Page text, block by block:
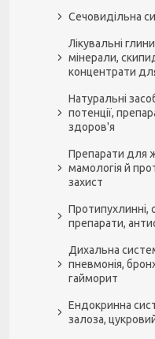
Сечовидільна
Лікувальні
мінерали,
концентрати
Натуральні
потенції,
здоров'я
Препарати для
мамологія й
захист
Протипухлинні,
препарати,
Дихальна
пневмонія,
гайморит
Ендокринна
залоза,